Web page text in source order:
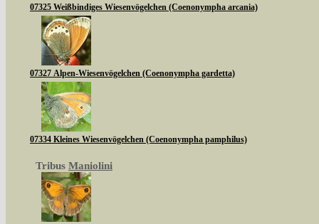
07325 Weißbindiges Wiesenvögelchen (Coenonympha arcania)
07327 Alpen-Wiesenvögelchen (Coenonympha gardetta)
07334 Kleines Wiesenvögelchen (Coenonympha pamphilus)
Tribus Maniolini